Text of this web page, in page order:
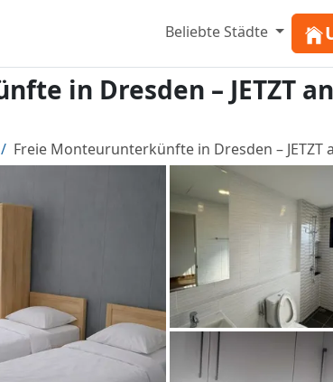
Beliebte Städte
in Dresden – JETZT
Freie Monteurunterkünfte in Dresden –